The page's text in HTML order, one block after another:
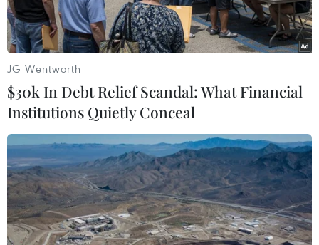
Bãi Cát Lớn-Hòn Bảy Cạnh, Vườn quốc gia Côn Đảo là nơi sinh
sản của nhiều rùa mẹ trong mùa sinh sản hàng năm. (Ảnh:
TTXVN phát)
JG Wentworth
$30k In Debt Relief Scandal: What Financial
Institutions Quietly Conceal